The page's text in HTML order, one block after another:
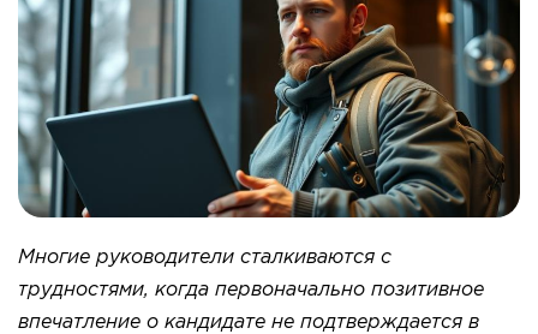
Многие руководители сталкиваются с
трудностями, когда первоначально позитивное
впечатление о кандидате не подтверждается в